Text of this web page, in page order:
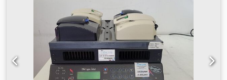
besturing, dieseltank, uitlaataccu's, elektronische
snelheidsregelaar, AVR, acculader, koelwaterboiler,
stopcontacten, FI-beveiligingsschakelaar. - Versterkte
geluidsisolatie - Extra stille werking - Netbewaking,
netvoeding - Klaar voor onmiddellijk gebruik Technische
specificaties: Model: NWK250 Soundproof Plus back-
upgenerator Fawde Motor Newpower generatorset met